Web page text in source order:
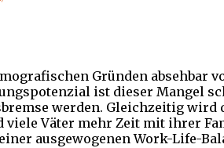
Gründen absehbar
ist dieser Mangel
werden. Gleichzeitig
Väter mehr Zeit mit ihrer
ausgewogenen Work-Life-